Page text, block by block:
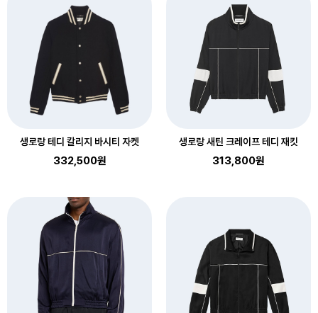
생로랑 테디 칼리지 바시티 자켓
332,500원
생로랑 새틴 크레이프 테디 재킷
313,800원